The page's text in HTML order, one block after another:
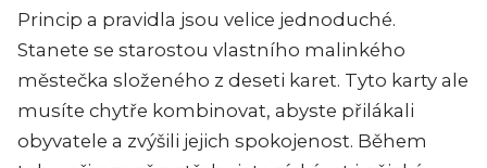
Princip a pravidla jsou velice jednoduché.
Stanete se starostou vlastního malinkého
městečka složeného z deseti karet. Tyto karty ale
musíte chytře kombinovat, abyste přilákali
obyvatele a zvýšili jejich spokojenost. Během